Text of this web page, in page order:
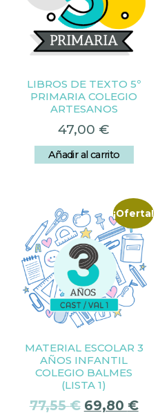
LIBROS DE TEXTO 5º
PRIMARIA COLEGIO
ARTESANOS
47,00 €
Añadir al carrito
¡Oferta!
MATERIAL ESCOLAR 3
AÑOS INFANTIL
COLEGIO BALMES
(LISTA 1)
77,55€ 69,80 €